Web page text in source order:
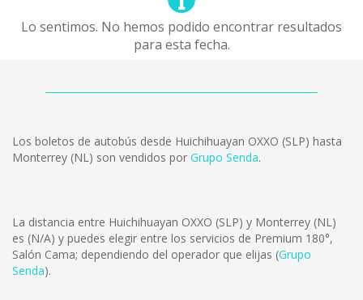
Lo sentimos. No hemos podido encontrar resultados
para esta fecha.
Los boletos de autobús desde Huichihuayan OXXO (SLP) hasta
Monterrey (NL) son vendidos por Grupo Senda.
La distancia entre Huichihuayan OXXO (SLP) y Monterrey (NL)
es (N/A) y puedes elegir entre los servicios de Premium 180°,
Salón Cama; dependiendo del operador que elijas (Grupo
Senda).